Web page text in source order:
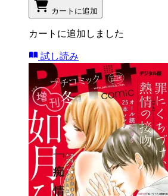
カートに追加
カートに追加しました
試し読み